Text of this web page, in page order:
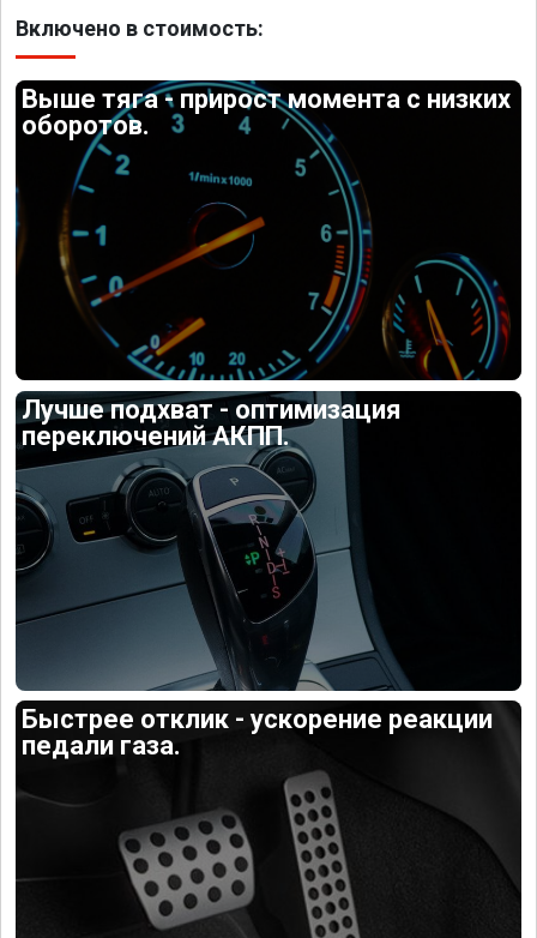
Включено в стоимость:
Выше тяга - прирост момента с низких
оборотов.
Лучше подхват - оптимизация
переключений АКПП.
Быстрее отклик - ускорение реакции
педали газа.